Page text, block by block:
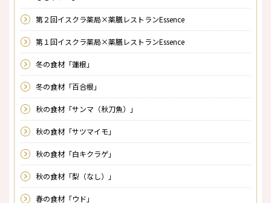
第２回イスクラ薬局×薬膳レストランEssence
第１回イスクラ薬局×薬膳レストランEssence
冬の食材「蓮根」
冬の食材「百合根」
秋の食材「サンマ（秋刀魚）」
秋の食材「サツマイモ」
秋の食材「白キクラゲ」
秋の食材「梨（なし）」
春の食材「ウド」